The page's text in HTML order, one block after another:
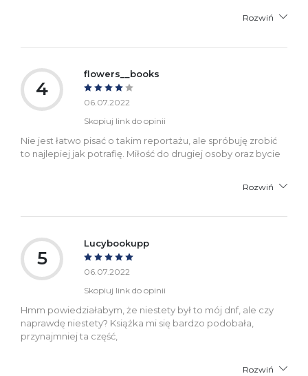
Rozwiń
4
flowers__books
06.07.2022
Skopiuj link do opinii
Nie jest łatwo pisać o takim reportażu, ale spróbuję zrobić
to najlepiej jak potrafię. Miłość do drugiej osoby oraz bycie
Rozwiń
5
Lucybookupp
06.07.2022
Skopiuj link do opinii
Hmm powiedziałabym, że niestety był to mój dnf, ale czy
naprawdę niestety? Książka mi się bardzo podobała,
przynajmniej ta część,
Rozwiń